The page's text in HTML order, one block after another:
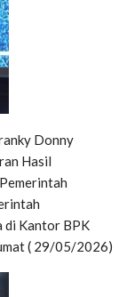
Donny
Hasil
di Kantor BPK
( 29/05/2026)